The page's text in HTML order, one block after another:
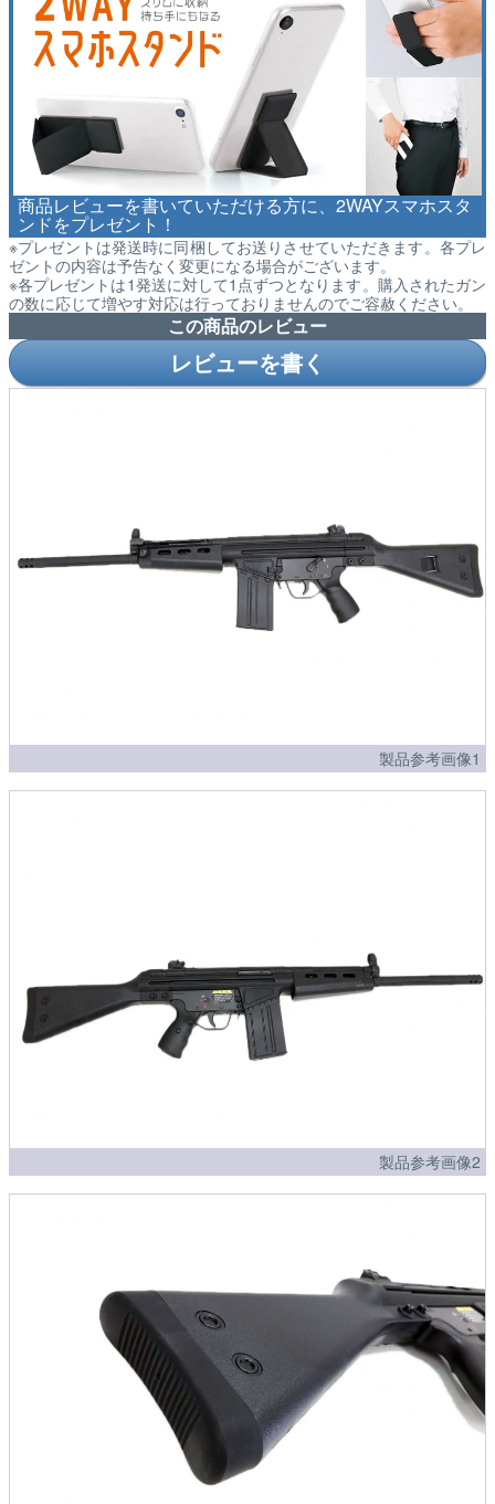
商品レビューを書いていただける方に、2WAYスマホスタ
ンドをプレゼント！
※プレゼントは発送時に同梱してお送りさせていただきます。各プレ
ゼントの内容は予告なく変更になる場合がございます。
※各プレゼントは1発送に対して1点ずつとなります。購入されたガン
の数に応じて増やす対応は行っておりませんのでご容赦ください。
この商品のレビュー
レビューを書く
製品参考画像1
製品参考画像2